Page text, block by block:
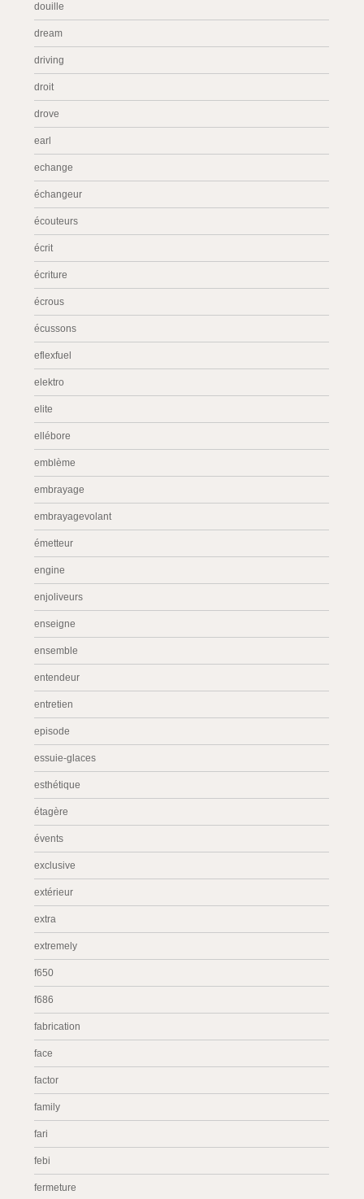
douille
dream
driving
droit
drove
earl
echange
échangeur
écouteurs
écrit
écriture
écrous
écussons
eflexfuel
elektro
elite
ellébore
emblème
embrayage
embrayagevolant
émetteur
engine
enjoliveurs
enseigne
ensemble
entendeur
entretien
episode
essuie-glaces
esthétique
étagère
évents
exclusive
extérieur
extra
extremely
f650
f686
fabrication
face
factor
family
fari
febi
fermeture